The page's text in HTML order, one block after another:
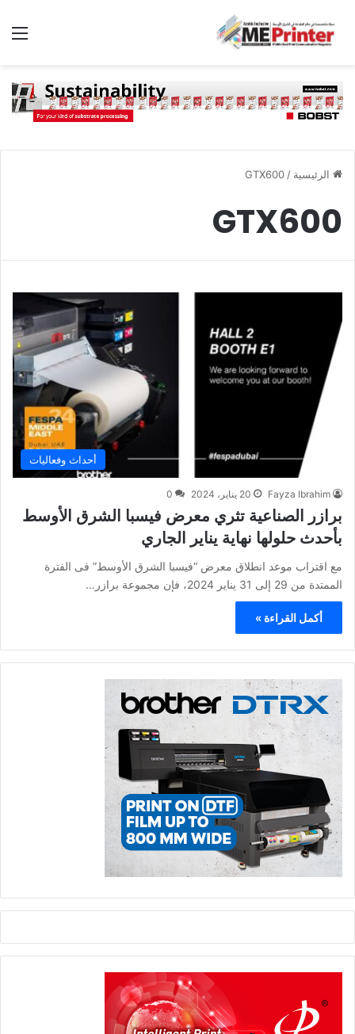
الرئيسية /
GTX600
GTX600
أحداث وفعاليات
Fayza Ibrahim 20 يناير، 2024 0
برازر الصناعية تثري معرض فيسبا الشرق الأوسط
بأحدث حلولها نهاية يناير الجاري
مع اقتراب موعد انطلاق معرض “فيسبا الشرق الأوسط” فى الفترة
الممتدة من 29 إلى 31 يناير 2024، فإن مجموعة برازر…
أكمل القراءة »